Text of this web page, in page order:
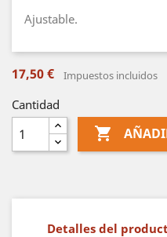
Ajustable.
17,50 € Impuestos incluidos
Cantidad

Detalles del